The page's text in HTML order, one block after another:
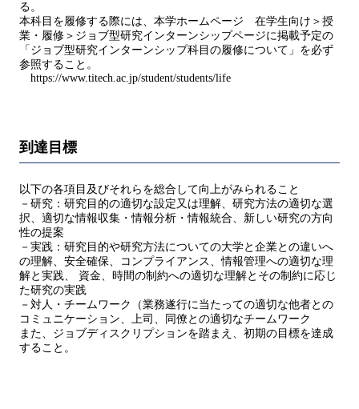
る。
本科目を履修する際には、本学ホームページ 在学生向け＞授
業・履修＞ジョブ型研究インターンシップページに掲載予定の
「ジョブ型研究インターンシップ科目の履修について」を必ず
参照すること。
https://www.titech.ac.jp/student/students/life
到達目標
以下の各項目及びそれらを総合して向上がみられること
－研究：研究目的の適切な設定又は理解、研究方法の適切な選
択、適切な情報収集・情報分析・情報統合、新しい研究の方向
性の提案
－実践：研究目的や研究方法についての大学と企業との違いへ
の理解、安全確保、コンプライアンス、情報管理への適切な理
解と実践、 資金、時間の制約への適切な理解とその制約に応じ
た研究の実践
－対人・チームワーク（業務遂行に当たっての適切な他者との
コミュニケーション、上司、同僚との適切なチームワーク
また、ジョブディスクリプションを踏まえ、初期の目標を達成
すること。